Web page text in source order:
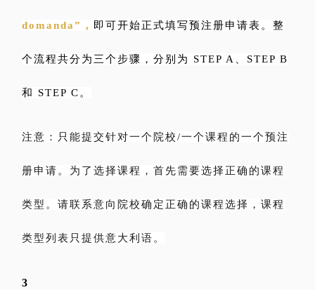
domanda”， 即可开始正式填写预注册申请表。整
个流程共分为三个步骤，分别为 STEP A、STEP B
和 STEP C。
注意：只能提交针对一个院校/一个课程的一个预注
册申请。为了选择课程，首先需要选择正确的课程
类型。请联系意向院校确定正确的课程选择，课程
类型列表只提供意大利语。
3